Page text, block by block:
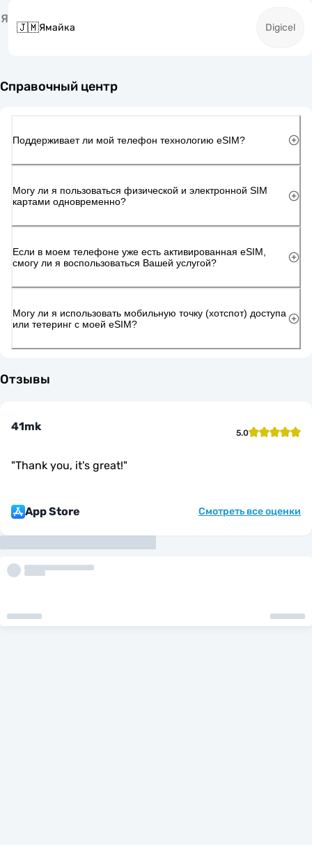
Я
🇯🇲Ямайка Digicel
Справочный центр
Поддерживает ли мой телефон технологию eSIM?
Могу ли я пользоваться физической и электронной SIM
картами одновременно?
Если в моем телефоне уже есть активированная eSIM,
смогу ли я воспользоваться Вашей услугой?
Могу ли я использовать мобильную точку (хотспот) доступа
или тетеринг с моей eSIM?
Отзывы
41mk 5.0
"Thank you, it's great!"
App Store Смотреть все оценки